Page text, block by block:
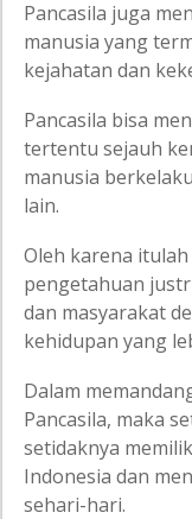
Pancasila juga
manusia yang
kejahatan dan
Pancasila bisa
tertentu sejauh
manusia
lain.
Oleh karena
pengetahuan
dan masyarakat
kehidupan yang
Dalam
Pancasila, maka
setidaknya
Indonesia dan
sehari-hari.